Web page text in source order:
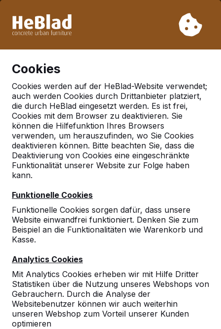
Woche 33 nicht. Bitte berücksichtigen Sie daher längere
Cookies
Cookies werden auf der HeBlad-Website verwendet;
auch werden Cookies durch Drittanbieter platziert,
die durch HeBlad eingesetzt werden. Es ist frei,
Cookies mit dem Browser zu deaktivieren. Sie
können die Hilfefunktion Ihres Browsers
verwenden, um herauszufinden, wo Sie Cookies
deaktivieren können. Bitte beachten Sie, dass die
Deaktivierung von Cookies eine eingeschränkte
Funktionalität unserer Website zur Folge haben
kann.
Funktionelle Cookies
Funktionelle Cookies sorgen dafür, dass unsere
Website einwandfrei funktioniert. Denken Sie zum
Beispiel an die Funktionalitäten wie Warenkorb und
Kasse.
Analytics Cookies
Mit Analytics Cookies erheben wir mit Hilfe Dritter
Statistiken über die Nutzung unseres Webshops von
Gebrauchern. Durch die Analyse der
Websitebenutzer können wir auch weiterhin
unseren Webshop zum Vorteil unserer Kunden
optimieren
Deutschland
Referenties in:Berlin
10
10
Sportservice Berlin
26-10-2023